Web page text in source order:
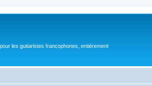
les guitaristes francophones, entièrement